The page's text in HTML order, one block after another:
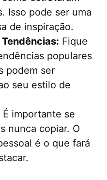
Isso pode ser uma
de inspiração.
Fique
populares
podem ser
seu estilo de
É importante se
nunca copiar. O
é o que fará